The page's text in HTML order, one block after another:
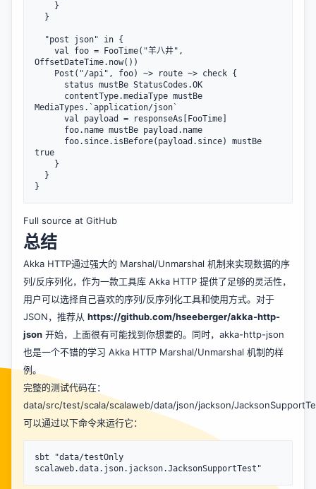
OffsetDateTime.now())
MediaTypes.`application/json`
true
Full source at GitHub
总结
Akka HTTP通过强大的 Marshal/Unmarshal 机制来实现数据的序
列/反序列化，作为一款工具库 Akka HTTP 提供了足够的灵活性，
用户可以选择自己喜欢的序列/反序列化工具和使用方式。对于
JSON，推荐从 https://github.com/hseeberger/akka-http-
json 开始，上面很有可能找到你想要的。同时，akka-http-json
也是一个不错的学习 Akka HTTP Marshal/Unmarshal 机制的样
例。
完整的测试代码在：
data/src/test/scala/scalaweb/data/json/jackson/
可以通过以下命令来运行它：
sbt "data/testOnly